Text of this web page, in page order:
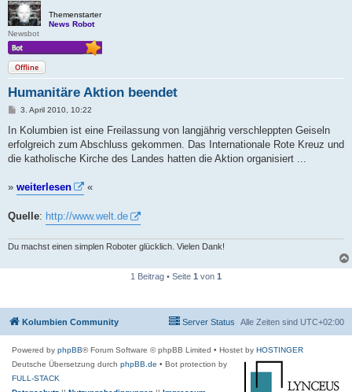
Themenstarter
News Robot
Newsbot
Offline
Humanitäre Aktion beendet
B
r
a
3. April 2010, 10:22
In Kolumbien ist eine Freilassung von langjährig verschleppten Geiseln
erfolgreich zum Abschluss gekommen. Das Internationale Rote Kreuz und
die katholische Kirche des Landes hatten die Aktion organisiert ...
» weiterlesen «
Quelle: http://www.welt.de
Du machst einen simplen Roboter glücklich. Vielen Dank!
1 Beitrag • Seite 1 von 1
Kolumbien Community Alle Zeiten sind UTC+02:00
Server Status
Powered by phpBB® Forum Software © phpBB Limited • Hostet by HOSTINGER
Deutsche Übersetzung durch phpBB.de • Bot protection by
FULL-STACK